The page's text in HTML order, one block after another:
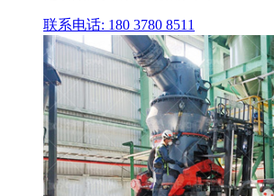
联系电话: 180 3780 8511